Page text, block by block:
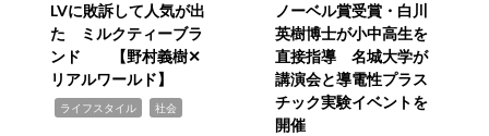
LVに敗訴して人気が出
た ミルクティーブラ
ンド 【野村義樹✕
リアルワールド】
ライフスタイル 社会
ノーベル賞受賞・白川
英樹博士が小中高生を
直接指導 名城大学が
講演会と導電性プラス
チック実験イベントを
開催